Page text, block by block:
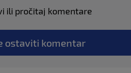
ili pročitaj komentare
ostaviti komentar